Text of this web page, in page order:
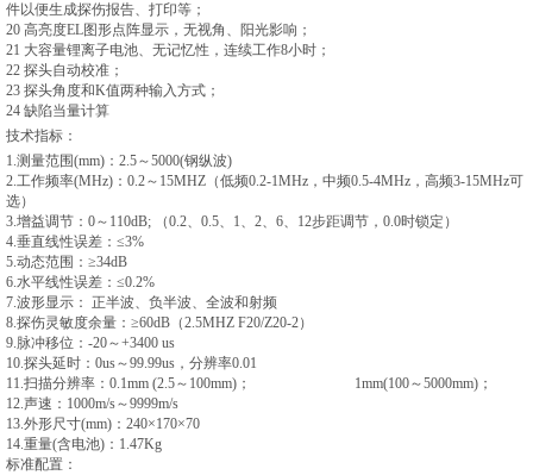
件以便生成探伤报告、打印等；
20 高亮度EL图形点阵显示，无视角、阳光影响；
21 大容量锂离子电池、无记忆性， 连续工作8小时；
22 探头自动校准；
23 探头角度和K值两种输入方式；
24 缺陷当量计算
技术指标：
1.测量范围(mm)：2.5～5000(钢纵波)
2.工作频率(MHz)：0.2～15MHZ（低频0.2-1MHz， 中频0.5-4MHz， 高频3-15MHz可
选）
3.增益调节：0～110dB; （0.2、0.5、1、2、6、12步距调节， 0.0时锁定）
4.垂直线性误差：≤3%
5.动态范围：≥34dB
6.水平线性误差：≤0.2%
7.波形显示： 正半波、负半波、全波和射频
8.探伤灵敏度余量：≥60dB（2.5MHZ F20/Z20-2）
9.脉冲移位：-20～+3400 us
10.探头延时：0us～99.99us，分辨率0.01
11.扫描分辨率：0.1mm (2.5～100mm)； 1mm(100～5000mm)；
12.声速：1000m/s～9999m/s
13.外形尺寸(mm)：240×170×70
14.重量(含电池)：1.47Kg
标准配置：